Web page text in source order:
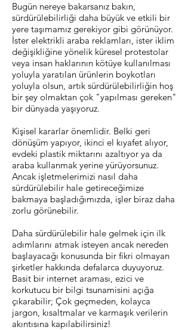
Bugün nereye bakarsanız bakın,
sürdürülebilirliği daha büyük ve etkili bir
yere taşımamız gerekiyor gibi görünüyor.
İster elektrikli araba reklamları, ister iklim
değişikliğine yönelik küresel protestolar
veya insan haklarının kötüye kullanılması
yoluyla yaratılan ürünlerin boykotları
yoluyla olsun, artık sürdürülebilirliğin hoş
bir şey olmaktan çok "yapılması gereken"
bir dünyada yaşıyoruz.
Kişisel kararlar önemlidir. Belki geri
dönüşüm yapıyor, ikinci el kıyafet alıyor,
evdeki plastik miktarını azaltıyor ya da
araba kullanmak yerine yürüyorsunuz.
Ancak işletmelerimizi nasıl daha
sürdürülebilir hale getireceğimize
bakmaya başladığımızda, işler biraz daha
zorlu görünebilir.
Daha sürdürülebilir hale gelmek için ilk
adımlarını atmak isteyen ancak nereden
başlayacağı konusunda bir fikri olmayan
şirketler hakkında defalarca duyuyoruz.
Basit bir internet araması, ezici ve
korkutucu bir bilgi tsunamisini açığa
çıkarabilir; Çok geçmeden, kolayca
jargon, kısaltmalar ve karmaşık verilerin
akıntısına kapılabilirsiniz!